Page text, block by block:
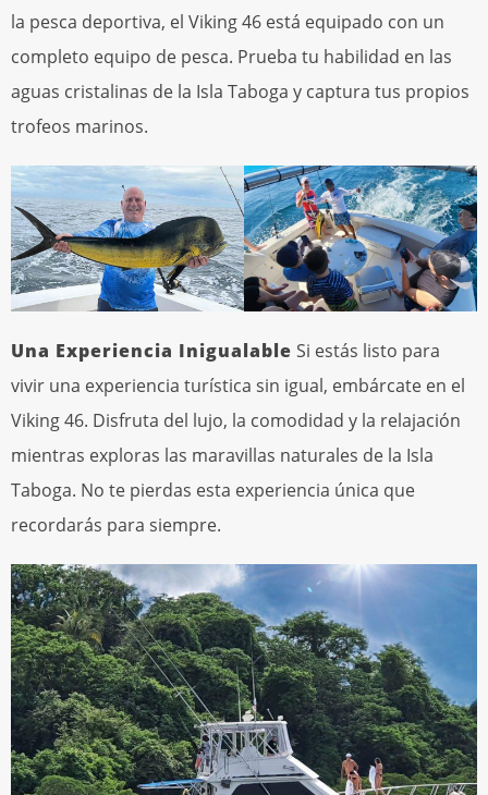
la pesca deportiva, el Viking 46 está equipado con un
completo equipo de pesca. Prueba tu habilidad en las
aguas cristalinas de la Isla Taboga y captura tus propios
trofeos marinos.
Una Experiencia Inigualable Si estás listo para
vivir una experiencia turística sin igual, embárcate en el
Viking 46. Disfruta del lujo, la comodidad y la relajación
mientras exploras las maravillas naturales de la Isla
Taboga. No te pierdas esta experiencia única que
recordarás para siempre.